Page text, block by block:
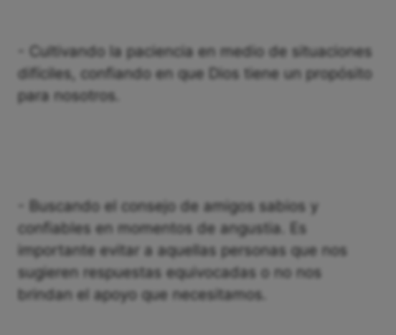
- Cultivando la paciencia en medio de situaciones
difíciles, confiando en que Dios tiene un propósito
para nosotros.
- Buscando el consejo de amigos sabios y
confiables en momentos de angustia. Es
importante evitar a aquellas personas que nos
sugieren respuestas equivocadas o no nos
brindan el apoyo que necesitamos.